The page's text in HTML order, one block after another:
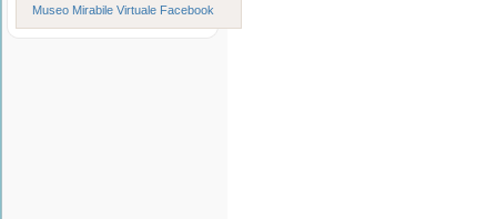
Museo Mirabile Virtuale Facebook